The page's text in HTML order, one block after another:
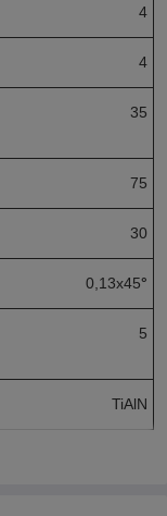
4
4
35
75
30
0,13х45°
5
TiAlN